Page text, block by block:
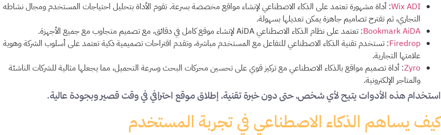
Wix ADI: أداة مشهورة تعتمد على الذكاء الاصطناعي لإنشاء مواقع مخصصة بسرعة. تقوم الأداة بتحليل احتياجات المستخدم ومجال نشاطه
التجاري، ثم تقترح تصاميم جاهزة يمكن تعديلها بسهولة.
Bookmark AiDA: تعتمد على نظام الذكاء الاصطناعي AiDA لإنشاء موقع كامل في دقائق، مع تصميم متجاوب مع جميع الأجهزة.
Firedrop: تستخدم تقنية الذكاء الاصطناعي للتفاعل مع المستخدم مباشرة، وتقدم اقتراحات تصميمية ذكية تعتمد على أسلوب الشركة وهوية
علامتها التجارية.
Zyro: أداة تصميم مواقع بالذكاء الاصطناعي مع تركيز قوي على تحسين محركات البحث وسرعة التحميل، مما يجعلها مثالية للشركات الناشئة
والمتاجر الإلكترونية.
استخدام هذه الأدوات يتيح لأي شخص، حتى دون خبرة تقنية، إطلاق موقع احترافي في وقت قصير وبجودة عالية.
كيف يساهم الذكاء الاصطناعي في تجربة المستخدم